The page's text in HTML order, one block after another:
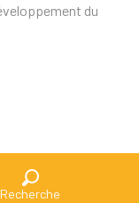
Recherche
du